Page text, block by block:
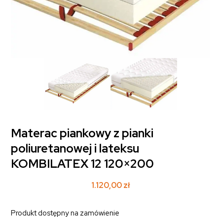
Materac piankowy z pianki
poliuretanowej i lateksu
KOMBILATEX 12 120×200
1.120,00zł
Produkt dostępny na zamówienie